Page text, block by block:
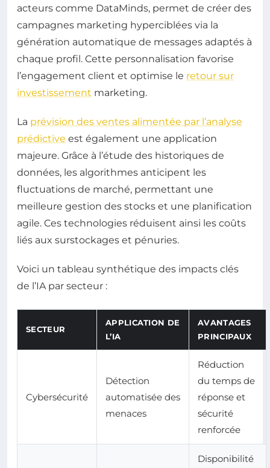
acteurs comme DataMinds, permet de créer des
campagnes marketing hyperciblées via la
génération automatique de messages adaptés à
chaque profil. Cette personnalisation favorise
l’engagement client et optimise le retour sur
investissement marketing.
La prévision des ventes alimentée par l’analyse
prédictive est également une application
majeure. Grâce à l’étude des historiques de
données, les algorithmes anticipent les
fluctuations de marché, permettant une
meilleure gestion des stocks et une planification
agile. Ces technologies réduisent ainsi les coûts
liés aux surstockages et pénuries.
Voici un tableau synthétique des impacts clés
de l’IA par secteur :
SECTEUR
APPLICATION DE
L’IA
AVANTAGES
PRINCIPAUX
Cybersécurité
Détection
automatisée des
menaces
Réduction
du temps de
réponse et
sécurité
renforcée
Disponibilité